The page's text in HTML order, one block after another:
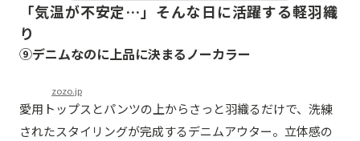
「気温が不安定…」そんな日に活躍する軽羽織
り
⑨デニムなのに上品に決まるノーカラー
zozo.jp
愛用トップスとパンツの上からさっと羽織るだけで、洗練
されたスタイリングが完成するデニムアウター。立体感の